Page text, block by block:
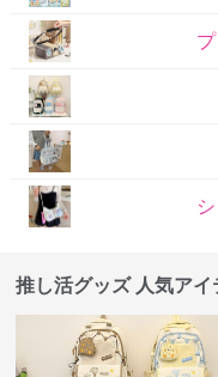
推し活グッズ 人気アイ